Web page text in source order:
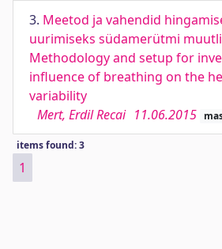
3. Meetod ja vahendid
uurimiseks südamerütmi
Methodology and setup for
influence of breathing on the
variability
Mert, Erdil Recai 11.06.2015
items found: 3
1